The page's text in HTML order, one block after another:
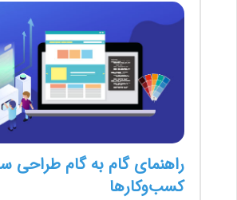
راهنمای گام به گام طراحی
کسب‌وکارها